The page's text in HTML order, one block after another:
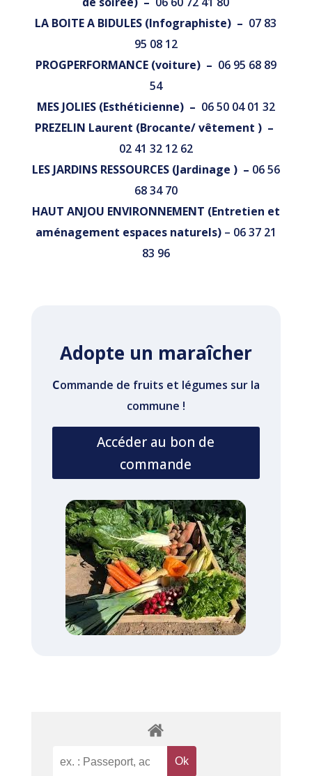
LA BOITE A BIDULES (Infographiste) – 07 83
95 08 12
PROGPERFORMANCE (voiture) – 06 95 68 89
54
MES JOLIES (Esthéticienne) – 06 50 04 01 32
PREZELIN Laurent (Brocante/ vêtement ) –
02 41 32 12 62
LES JARDINS RESSOURCES (Jardinage ) – 06 56
68 34 70
HAUT ANJOU ENVIRONNEMENT (Entretien et
aménagement espaces naturels)– 06 37 21
83 96
Adopte un maraîcher
Commande de fruits et légumes sur la
commune !
Accéder au bon de
commande